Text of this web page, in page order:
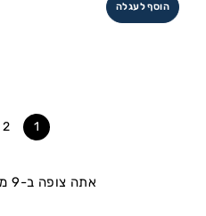
הוסף לעגלה
1
2
אתה צופה ב-9 מתוך 18 מוצרים